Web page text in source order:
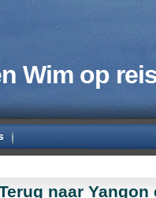
Wim op
naar